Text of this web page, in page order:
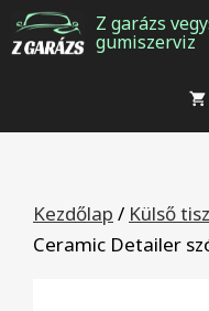
Kilépés
Z garázs
gumiszerviz
Kezdőlap / Külső
Ceramic Detailer